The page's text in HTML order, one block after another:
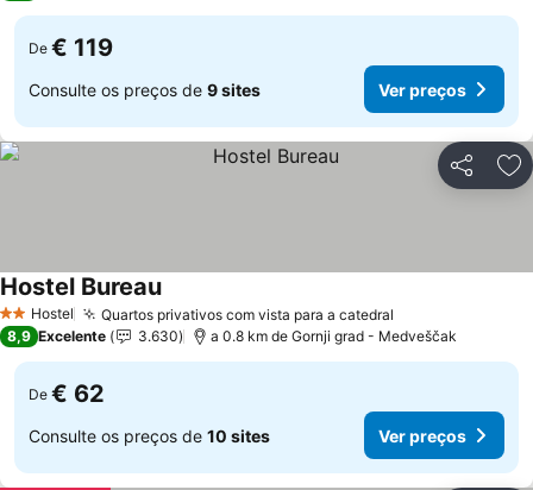
De € 119
Consulte os preços de 9 sites Ver preços
Partilhar
2 Estrelas
Hostel Quartos privativos com vista para a catedral
Hostel Bureau
8,9 Excelente 3.630 a 0.8 km de Gornji grad - Medveščak
De € 62
Consulte os preços de 10 sites Ver preços